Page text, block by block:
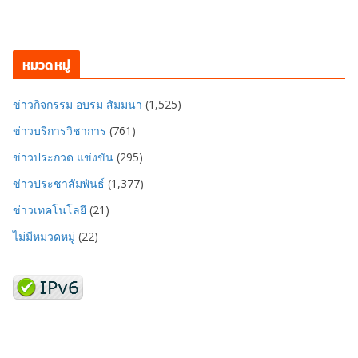
หมวดหมู่
ข่าวกิจกรรม อบรม สัมมนา (1,525)
ข่าวบริการวิชาการ (761)
ข่าวประกวด แข่งขัน (295)
ข่าวประชาสัมพันธ์ (1,377)
ข่าวเทคโนโลยี (21)
ไม่มีหมวดหมู่ (22)